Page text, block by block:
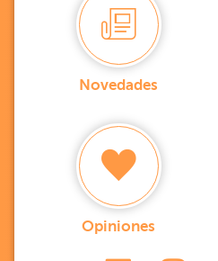
Novedades
Opiniones